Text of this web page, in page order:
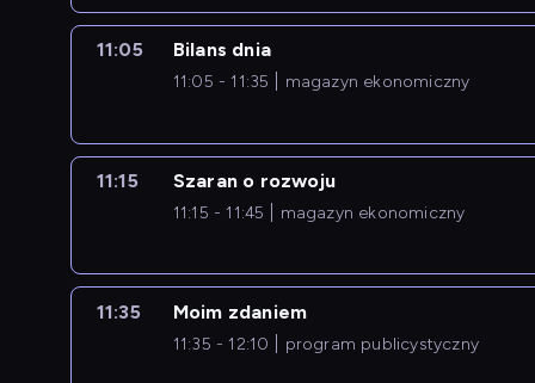
11:05 Bilans dnia
11:05 - 11:35 magazyn ekonomiczny
11:15 Szaran o rozwoju
11:15 - 11:45 magazyn ekonomiczny
11:35 Moim zdaniem
11:35 - 12:10 program publicystyczny